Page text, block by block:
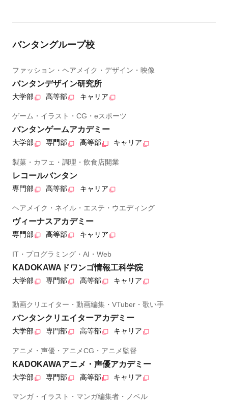
バンタングループ校
ファッション・ヘアメイク・デザイン・映像
バンタンデザイン研究所
大学部 高等部 キャリア
ゲーム・イラスト・CG・eスポーツ
バンタンゲームアカデミー
大学部 専門部 高等部 キャリア
製菓・カフェ・調理・飲食店開業
レコールバンタン
専門部 高等部 キャリア
ヘアメイク・ネイル・エステ・ウエディング
ヴィーナスアカデミー
専門部 高等部 キャリア
IT・プログラミング・AI・Web
KADOKAWAドワンゴ情報工科学院
大学部 専門部 高等部 キャリア
動画クリエイター・動画編集・VTuber・歌い手
バンタンクリエイターアカデミー
大学部 専門部 高等部 キャリア
アニメ・声優・アニメCG・アニメ監督
KADOKAWAアニメ・声優アカデミー
大学部 専門部 高等部 キャリア
マンガ・イラスト・マンガ編集者・ノベル